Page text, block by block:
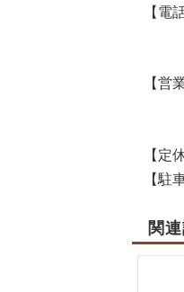
【電話
【営業
【定休
【駐車
関